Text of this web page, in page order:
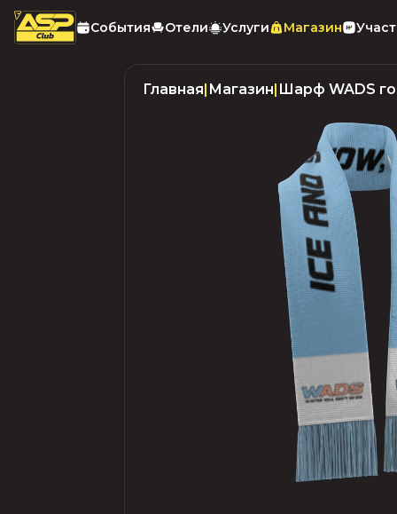
События Отели Услуги Магазин
Главная| Магазин| Шарф WADS